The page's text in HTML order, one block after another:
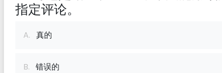
指定评论。
A. 真的
B. 错误的